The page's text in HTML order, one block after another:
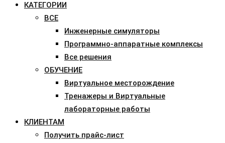
КАТЕГОРИИ
ВСЕ
Инженерные симуляторы
Программно-аппаратные комплексы
Все решения
ОБУЧЕНИЕ
Виртуальное месторождение
Тренажеры и Виртуальные
лабораторные работы
КЛИЕНТАМ
Получить прайс-лист